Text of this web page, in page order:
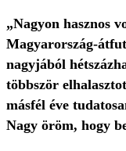
„Nagyon hasznos
Magyarország-
nagyjából
többször
másfél éve
Nagy öröm, hogy